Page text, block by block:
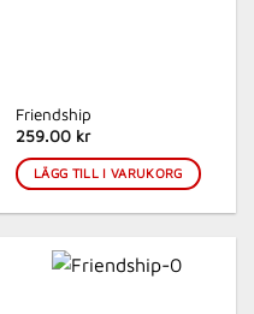
Friendship
259.00 kr
LÄGG TILL I VARUKORG